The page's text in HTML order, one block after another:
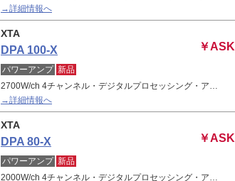
→詳細情報へ
XTA
DPA 100-X ￥ASK
パワーアンプ 新品
2700W/ch 4チャンネル・デジタルプロセッシング・ア…
→詳細情報へ
XTA
DPA 80-X ￥ASK
パワーアンプ 新品
2000W/ch 4チャンネル・デジタルプロセッシング・ア…